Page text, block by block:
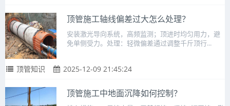
顶管施工轴线偏差过大怎么处理？
安装激光导向系统，高频监测；顶进时均匀用力，避
免单侧受力。处理：轻微偏差通过调整千斤顶行...
顶管知识 2025-12-09 21:45:24
顶管施工中地面沉降如何控制？